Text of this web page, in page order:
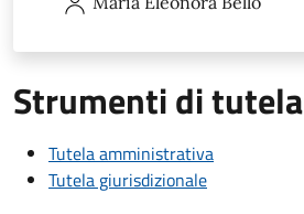
Strumenti di tutela
Tutela amministrativa
Tutela giurisdizionale